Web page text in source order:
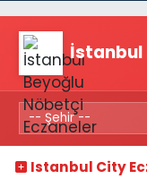
İstanbul
Istanbul City